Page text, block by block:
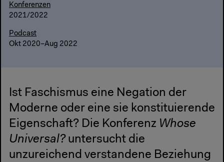
Konferenzen
2021/2022
Podcast
Okt 2020–Aug 2022
Ist Faschismus eine Negation der
Moderne oder eine sie konstituierende
Eigenschaft? Die Konferenz Whose
Universal?untersucht die
unzureichend verstandene Beziehung